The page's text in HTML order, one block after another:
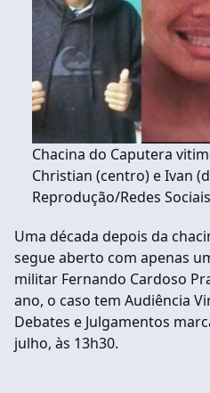
Chacina do Caputera
Christian (centro) e Ivan
Reprodução/Redes
Uma década depois da
segue aberto com apenas
militar Fernando Cardoso
ano, o caso tem Audiência
Debates e Julgamentos
julho, às 13h30.